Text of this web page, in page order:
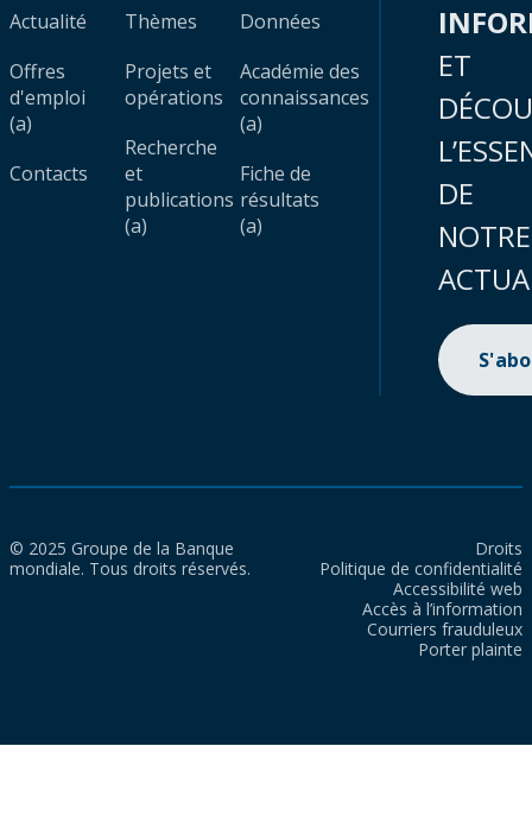
Actualité
Offres
d'emploi
(a)
Contacts
Thèmes
Projets et
opérations
Recherche
et
publications
(a)
Données
Académie des
connaissances
(a)
Fiche de
résultats
(a)
ET
DE
NOTRE
© 2025 Groupe de la Banque
mondiale. Tous droits réservés.
Droits
Politique de confidentialité
Accessibilité web
Accès à l’information
Courriers frauduleux
Porter plainte